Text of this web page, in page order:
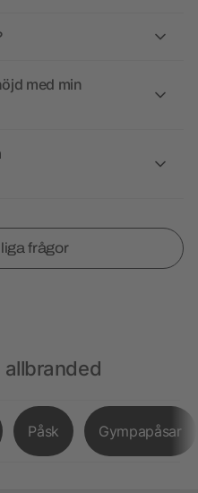
med min
frågor
allbranded
Påsk Gympapåsar